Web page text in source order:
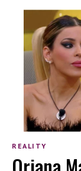
REALITY